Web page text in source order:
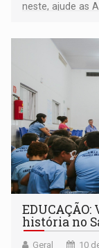
neste, ajude as
história no
Geral 10